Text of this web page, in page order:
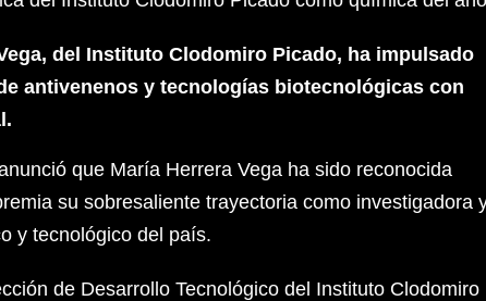
del Instituto Clodomiro Picado, ha impulsado
antivenenos y tecnologías biotecnológicas con
que María Herrera Vega ha sido reconocida
su sobresaliente trayectoria como investigadora
y tecnológico del país.
de Desarrollo Tecnológico del Instituto Clodomiro